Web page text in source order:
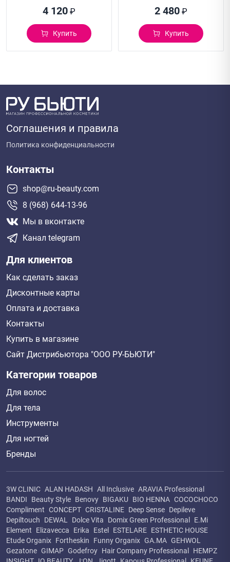
4 120₽
Купить
2 480₽
Купить
Соглашения и правила
Политика конфиденциальности
Контакты
shop@ru-beauty.com
8 (968) 644-13-96
Мы в вконтакте
Канал telegram
Для клиентов
Как сделать заказ
Дисконтные карты
Оплата и доставка
Контакты
Купить в магазине
Сайт Дистрибьютора "ООО РУ-БЬЮТИ"
Категории товаров
Для волос
Для тела
Инструменты
Для ногтей
Бренды
3W CLINIC ALAN HADASH All Inclusive ARAVIA Professional
BANDI
Beauty Style Benovy BIGAKU BIO HENNA COCOCHOCO
Compliment CONCEPT CRISTALINE Deep Sense Depileve
Depiltouch
DEWAL Dolce Vita Domix Green Professional
E.Mi
Element
Elizavecca Erika Estel ESTELARE ESTHETIC HOUSE
Etude Organix Fortheskin Funny Organix GA.MA GEHWOL
Gezatone GIMAP Godefroy Hair Company Professional
HEMPZ